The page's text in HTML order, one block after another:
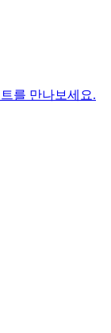
를 만나보세요.